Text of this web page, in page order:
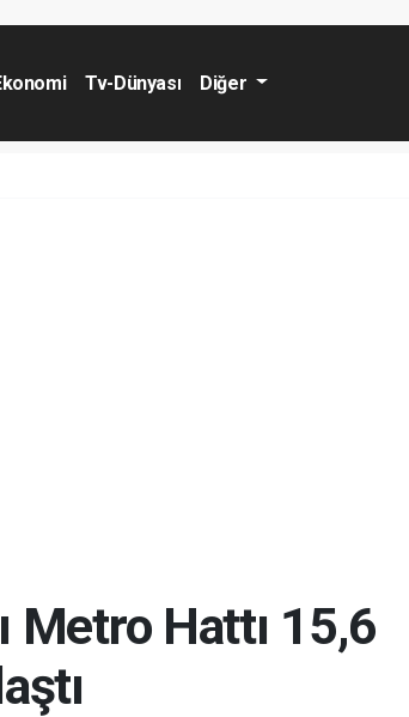
Tv-Dünyası Diğer
Metro Hattı 15,6